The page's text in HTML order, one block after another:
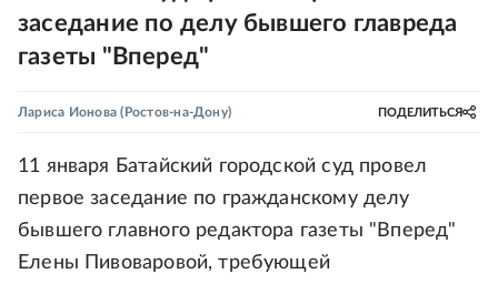
заседание по делу бывшего главреда
газеты "Вперед"
Лариса Ионова (Ростов-на-Дону) ПОДЕЛИТЬСЯ
11 января Батайский городской суд провел
первое заседание по гражданскому делу
бывшего главного редактора газеты "Вперед"
Елены Пивоваровой, требующей